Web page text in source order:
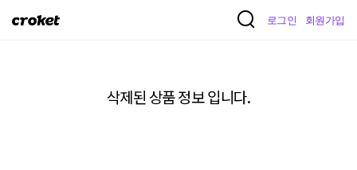
크
로그인 회원가입
삭제된 상품 정보 입니다.